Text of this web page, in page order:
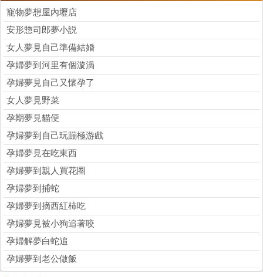
寵物夢想屋內壢店
安形惣司郎夢小説
女人夢見自己準備結婚
孕婦夢到河里有個漩渦
孕婦夢見自己又懷孕了
女人夢見野菜
孕期夢見貓便
孕婦夢到自己玩蹦極游戲
孕婦夢見在吃東西
孕婦夢到親人買花圈
孕婦夢到捕蛇
孕婦夢到摘西紅柿吃
孕婦夢見被小狗追著咬
孕婦解夢白蛇追
孕婦夢到老公做飯